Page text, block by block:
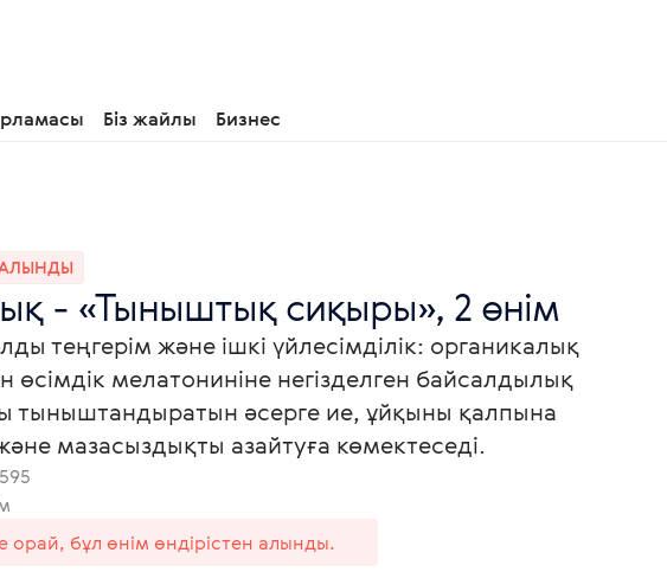
Біз жайлы Бизнес
АЛЫНДЫ
- «Тыныштық сиқыры», 2 өнім
теңгерім және ішкі үйлесімділік: органикалық
өсімдік мелатониніне негізделген байсалдылық
тыныштандыратын әсерге ие, ұйқыны қалпына
мазасыздықты азайтуға көмектеседі.
орай, бұл өнім өндірістен алынды.